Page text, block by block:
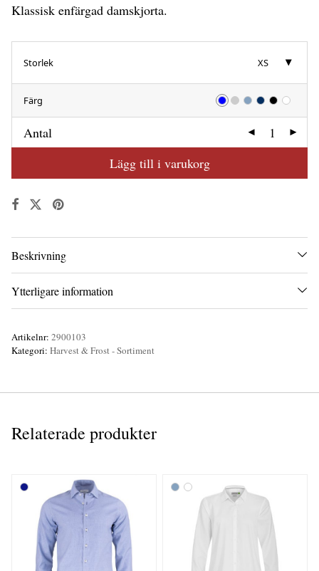
Klassisk enfärgad damskjorta.
Storlek XS
Färg
Antal
Lägg till i varukorg
Beskrivning
Ytterligare information
Artikelnr: 2900103
Kategori: Harvest & Frost - Sortiment
Relaterade produkter